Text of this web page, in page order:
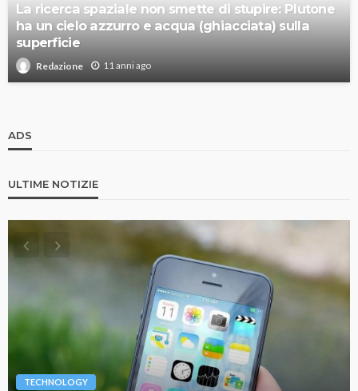
La ricerca spaziale non smette di stupire: Plutone
ha un cielo azzurro e acqua (ghiacciata) sulla
superficie
Redazione 11 anni ago
ADS
ULTIME NOTIZIE
TECHNOLOGY